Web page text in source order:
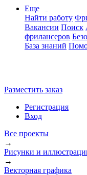
Еще
Найти работу
Вакансии Поиск
фрилансеров
База знаний
Разместить заказ
Регистрация
Вход
Все проекты
→
Рисунки и
→
Векторная графика